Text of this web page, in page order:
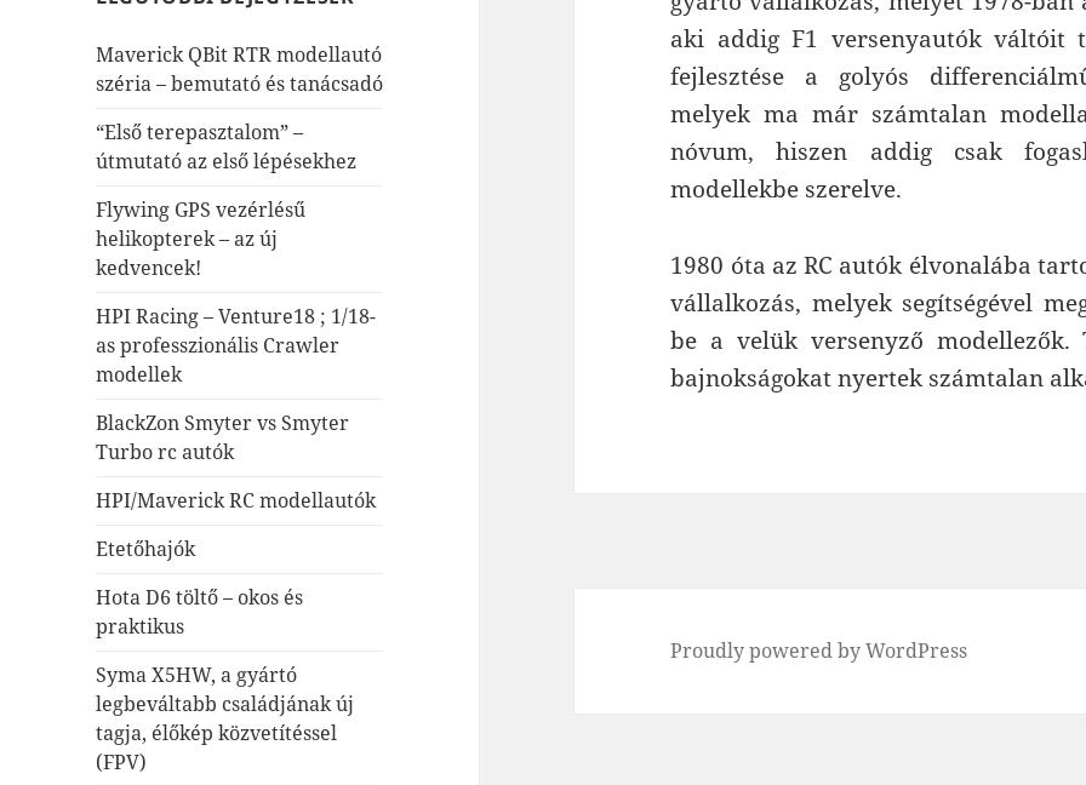
Maverick QBit RTR modellautó
széria – bemutató és tanácsadó
“Első terepasztalom” –
útmutató az első lépésekhez
Flywing GPS vezérlésű
helikopterek – az új
kedvencek!
HPI Racing – Venture18 ; 1/18-
as professzionális Crawler
modellek
BlackZon Smyter vs Smyter
Turbo rc autók
HPI/Maverick RC modellautók
Etetőhajók
Hota D6 töltő – okos és
praktikus
Syma X5HW, a gyártó
legbeváltabb családjának új
tagja, élőkép közvetítéssel
(FPV)
aki addig F1 versenyautók váltóit
fejlesztése a golyós
melyek ma már számtalan
nóvum, hiszen addig csak
modellekbe szerelve.
1980 óta az RC autók élvonalába
vállalkozás, melyek segítségével
be a velük versenyző modellezők.
bajnokságokat nyertek számtalan
Proudly powered by WordPress